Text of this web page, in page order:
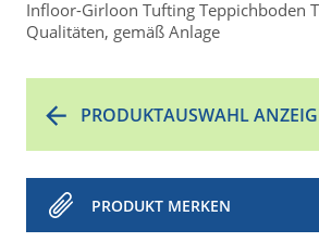
Infloor-Girloon Tufting Teppichboden
Qualitäten, gemäß Anlage
PRODUKTAUSWAHL
PRODUKT MERKEN